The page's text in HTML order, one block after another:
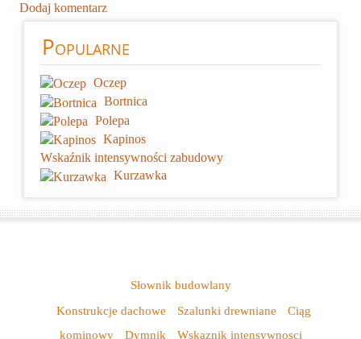
Dodaj komentarz
Popularne
Oczep
Bortnica
Polepa
Kapinos
Wskaźnik intensywności zabudowy
Kurzawka
Słownik budowlany
Konstrukcje dachowe
Szalunki drewniane
Ciąg
kominowy
Dymnik
Wskaznik intensywnosci